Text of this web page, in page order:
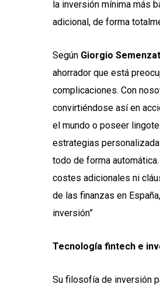
la inversión mínima más
adicional, de forma
Según Giorgio
ahorrador que está
complicaciones. Con
convirtiéndose así en
el mundo o poseer
estrategias
todo de forma
costes adicionales ni
de las finanzas en
inversión”
Tecnología fintech e
Su filosofía de inversión